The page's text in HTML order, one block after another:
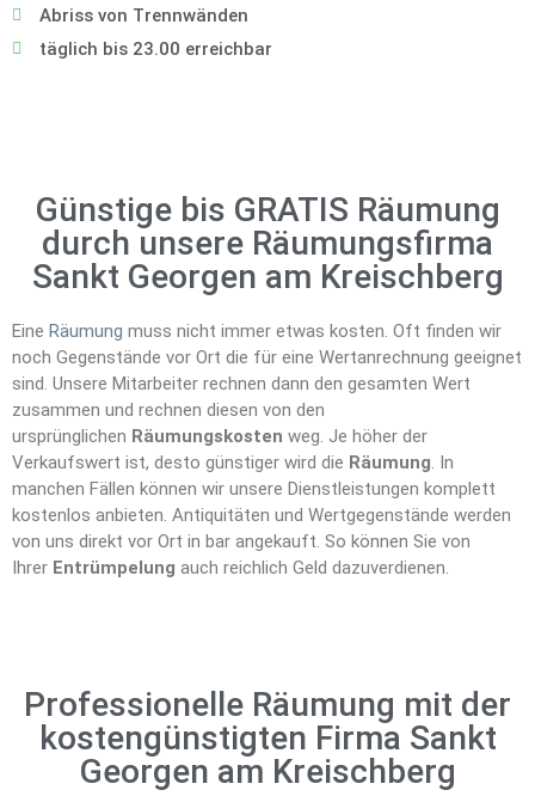
Abriss von Trennwänden
täglich bis 23.00 erreichbar
Günstige bis GRATIS Räumung
durch unsere Räumungsfirma
Sankt Georgen am Kreischberg
Eine Räumung muss nicht immer etwas kosten. Oft finden wir
noch Gegenstände vor Ort die für eine Wertanrechnung geeignet
sind. Unsere Mitarbeiter rechnen dann den gesamten Wert
zusammen und rechnen diesen von den
ursprünglichen Räumungskosten weg. Je höher der
Verkaufswert ist, desto günstiger wird die Räumung. In
manchen Fällen können wir unsere Dienstleistungen komplett
kostenlos anbieten. Antiquitäten und Wertgegenstände werden
von uns direkt vor Ort in bar angekauft. So können Sie von
Ihrer Entrümpelung auch reichlich Geld dazuverdienen.
Professionelle Räumung mit der
kostengünstigten Firma Sankt
Georgen am Kreischberg